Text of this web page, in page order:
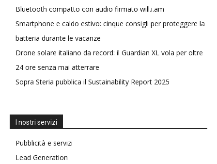
Bluetooth compatto con audio firmato will.i.am
Smartphone e caldo estivo: cinque consigli per proteggere la
batteria durante le vacanze
Drone solare italiano da record: il Guardian XL vola per oltre
24 ore senza mai atterrare
Sopra Steria pubblica il Sustainability Report 2025
I nostri servizi
Pubblicità e servizi
Lead Generation